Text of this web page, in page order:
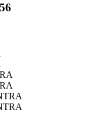
ถึงข้อมูลการค้า ฯลฯ